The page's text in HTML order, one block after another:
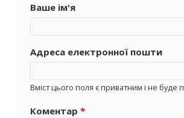
Ваше ім'я
Адреса електронної пошти
Вміст цього поля є приватним і не буде
Коментар *